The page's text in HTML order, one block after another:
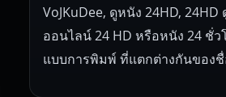
VoJKuDee, ดูหนัง 24HD,
ออนไลน์ 24 HD หรือหนัง 24 ชั่ว
แบบการพิมพ์ ที่แตกต่างกันของ